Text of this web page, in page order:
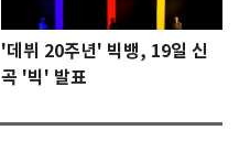
'데뷔 20주년' 빅뱅, 19일 신
곡 '빅' 발표